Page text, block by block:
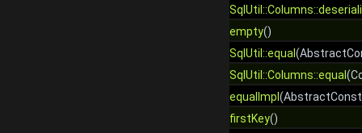
empty()
SqlUtil::equal
SqlUtil::Columns::equal
equalImpl
firstKey()